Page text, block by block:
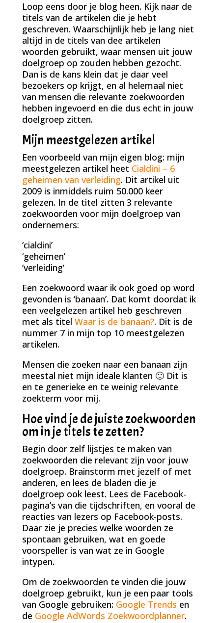
Loop eens door je blog heen. Kijk naar de
titels van de artikelen die je hebt
geschreven. Waarschijnlijk heb je lang niet
altijd in de titels van dee artikelen
woorden gebruikt, waar mensen uit jouw
doelgroep op zouden hebben gezocht.
Dan is de kans klein dat je daar veel
bezoekers op krijgt, en al helemaal niet
van mensen die relevante zoekwoorden
hebben ingevoerd en die dus echt in jouw
doelgroep zitten.
Mijn meestgelezen artikel
Een voorbeeld van mijn eigen blog: mijn
meestgelezen artikel heet Cialdini – 6
geheimen van verleiding. Dit artikel uit
2009 is inmiddels ruim 50.000 keer
gelezen. In de titel zitten 3 relevante
zoekwoorden voor mijn doelgroep van
ondernemers:
‘cialdini’
‘geheimen’
‘verleiding’
Een zoekwoord waar ik ook goed op word
gevonden is ‘banaan’. Dat komt doordat ik
een veelgelezen artikel heb geschreven
met als titel Waar is de banaan?. Dit is de
nummer 7 in mijn top 10 meestgelezen
artikelen.
Mensen die zoeken naar een banaan zijn
meestal niet mijn ideale klanten 🙂 Dit is
en te generieke en te weinig relevante
zoekterm voor mij.
Hoe vind je de juiste zoekwoorden
om in je titels te zetten?
Begin door zelf lijstjes te maken van
zoekwoorden die relevant zijn voor jouw
doelgroep. Brainstorm met jezelf of met
anderen, en lees de bladen die je
doelgroep ook leest. Lees de Facebook-
pagina’s van die tijdschriften, en vooral de
reacties van lezers op Facebook-posts.
Daar zie je precies welke woorden ze
spontaan gebruiken, wat en goede
voorspeller is van wat ze in Google
intypen.
Om de zoekwoorden te vinden die jouw
doelgroep gebruikt, kun je een paar tools
van Google gebruiken: Google Trends en
de Google AdWords Zoekwoordplanner.